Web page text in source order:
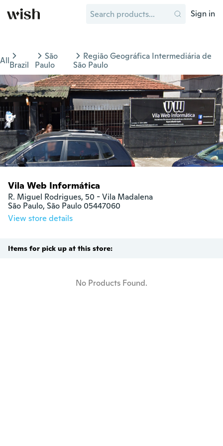
Sign in
AllBrazil
São
Paulo
Região Geográfica Intermediária de
São Paulo
Vila Web Informática
R. Miguel Rodrigues, 50 - Vila Madalena
São Paulo, São Paulo 05447060
View store details
Items for pick up at this store:
No Products Found.